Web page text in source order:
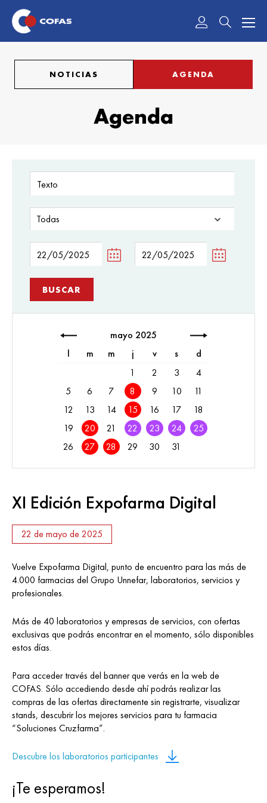
NOTICIAS AGENDA
Agenda
mayo 2025
l
m m j v s
d
1
2 3
4
5
6 7 8 9 10
11
12
13 14 15 16 17
18
19
20 21 22 23 24
25
26
27 28 29 30 31
XI Edición Expofarma Digital
22 de mayo de 2025
Vuelve Expofarma Digital, punto de encuentro para las más de
4.000 farmacias del Grupo Unnefar, laboratorios, servicios y
profesionales.
Más de 40 laboratorios y empresas de servicios, con ofertas
exclusivas que podrás encontrar en el momento, sólo disponibles
estos días.
Para acceder través del banner que verás en la web de
COFAS. Sólo accediendo desde ahí podrás realizar las
compras de las ofertas directamente sin registrarte, visualizar
stands, descubrir los mejores servicios para tu farmacia
“Soluciones Cruzfarma”.
Descubre los laboratorios participantes
¡Te esperamos!